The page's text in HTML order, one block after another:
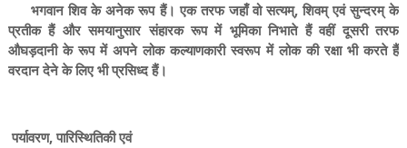
भगवान शिव के अनेक रूप हैं। एक तरफ जहाँ वो सत्यम्, शिवम् एवं सुन्दरम् के
प्रतीक हैं और समयानुसार संहारक रूप में भूमिका निभाते हैं वहीं दूसरी तरफ
औघड़दानी के रूप में अपने लोक कल्याणकारी स्वरूप में लोक की रक्षा भी करते हैं
वरदान देने के लिए भी प्रसिध्द हैं।
पर्यावरण, पारिस्थितिकी एवं